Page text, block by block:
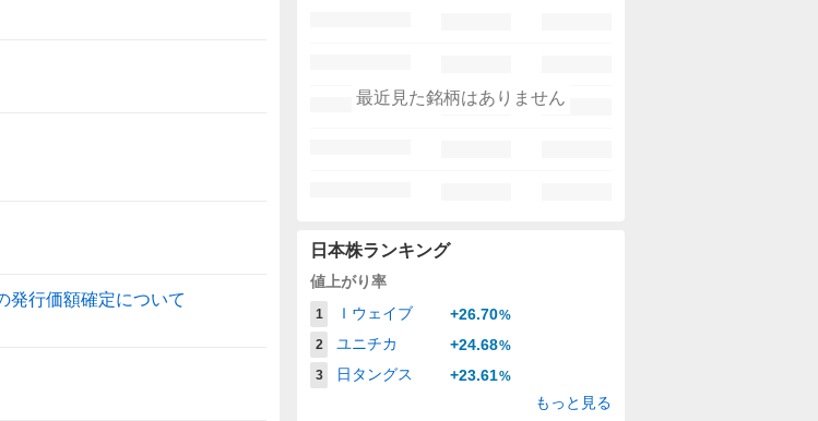
発行価額確定について
最近見た銘柄はありません
日本株ランキング
値上がり率
1 Ｉウェイブ +26.70%
2
ユニチカ +24.68%
3
日タングス +23.61%
もっと見る